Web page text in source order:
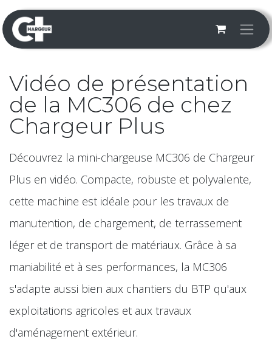
Se rendre au contenu
Vidéo de présentation
de la MC306 de chez
Chargeur Plus
Découvrez la mini-chargeuse MC306 de Chargeur
Plus en vidéo. Compacte, robuste et polyvalente,
cette machine est idéale pour les travaux de
manutention, de chargement, de terrassement
léger et de transport de matériaux. Grâce à sa
maniabilité et à ses performances, la MC306
s'adapte aussi bien aux chantiers du BTP qu'aux
exploitations agricoles et aux travaux
d'aménagement extérieur.